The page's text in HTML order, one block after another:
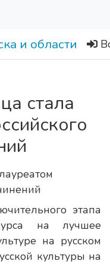
стала
этапа
на лучшее
на русском
культуры на